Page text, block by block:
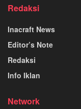
Redaksi
Inacraft News
Editor’s Note
Redaksi
Info Iklan
Network